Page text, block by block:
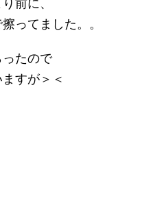
前に、
ってました。。
たので
すが＞＜